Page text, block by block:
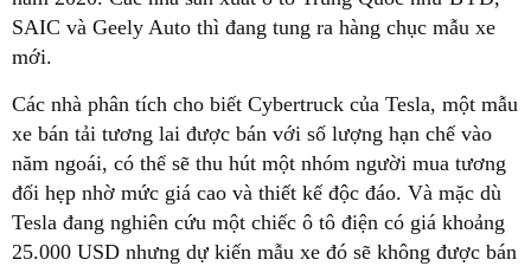
SAIC và Geely Auto thì đang tung ra hàng chục mẫu xe
mới.
Các nhà phân tích cho biết Cybertruck của Tesla, một mẫu
xe bán tải tương lai được bán với số lượng hạn chế vào
năm ngoái, có thể sẽ thu hút một nhóm người mua tương
đối hẹp nhờ mức giá cao và thiết kế độc đáo. Và mặc dù
Tesla đang nghiên cứu một chiếc ô tô điện có giá khoảng
25.000 USD nhưng dự kiến mẫu xe đó sẽ không được bán